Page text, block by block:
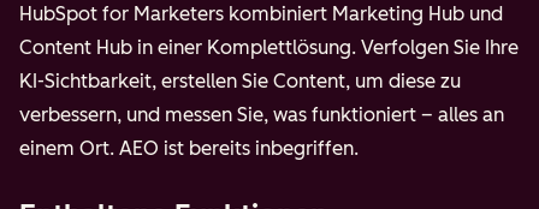
HubSpot for Marketers kombiniert Marketing Hub und
Content Hub in einer Komplettlösung. Verfolgen Sie Ihre
KI-Sichtbarkeit, erstellen Sie Content, um diese zu
verbessern, und messen Sie, was funktioniert – alles an
einem Ort. AEO ist bereits inbegriffen.